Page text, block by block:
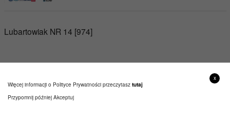
Lubartowiak NR 14 [974]
x
Więcej informacji o Polityce Prywatności przeczytasz tutaj
Przypomnij później Akceptuj